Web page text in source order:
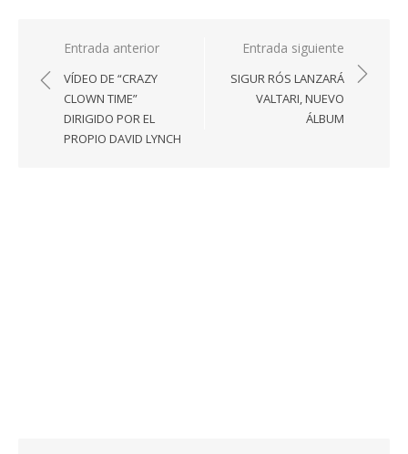
Navegación
de
entradas
Entrada anterior
VÍDEO DE “CRAZY
CLOWN TIME”
DIRIGIDO POR EL
PROPIO DAVID LYNCH
Entrada siguiente
SIGUR RÓS LANZARÁ
VALTARI, NUEVO
ÁLBUM